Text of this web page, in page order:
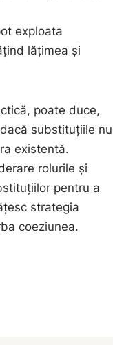
exploata
lățimea și
poate duce,
substituțiile nu
existentă.
rolurile și
pentru a
strategia
coeziunea.